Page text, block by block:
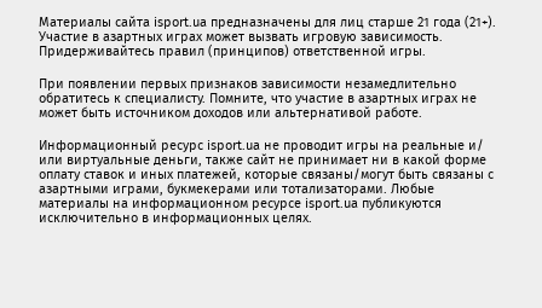
Материалы сайта isport.ua предназначены для лиц старше 21 года (21+).
Участие в азартных играх может вызвать игровую зависимость.
Придерживайтесь правил (принципов) ответственной игры.
При появлении первых признаков зависимости незамедлительно
обратитесь к специалисту. Помните, что участие в азартных играх не
может быть источником доходов или альтернативой работе.
Информационный ресурс isport.ua не проводит игры на реальные и/
или виртуальные деньги, также сайт не принимает ни в какой форме
oплaту ставок и иных платежей, которые связаны/могут быть связаны c
азартными игрaми, букмекерами или тотализаторами. Любые
материалы на информационном ресурсе isport.ua публикуютcя
исключительно в информационных целях.